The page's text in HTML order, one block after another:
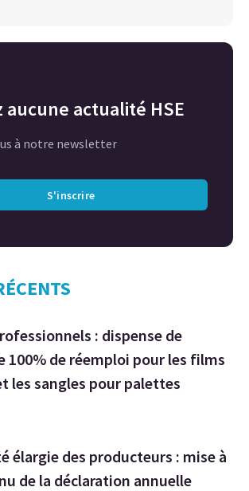
aucune actualité HSE
à notre newsletter
S'inscrire
: dispense de
100% de réemploi pour les films
les sangles pour palettes
élargie des producteurs : mise à
de la déclaration annuelle